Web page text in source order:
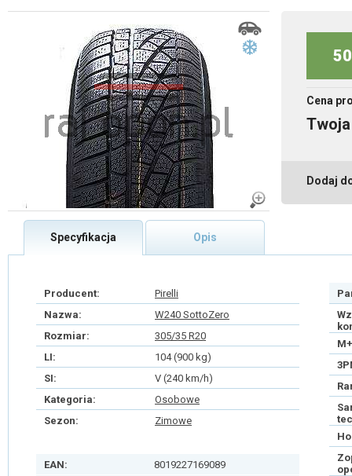
Cena
Dodaj
Specyfikacja Opis
Producent:
Pirelli
Nazwa:
W240 SottoZero
Rozmiar:
305/35 R20
LI:
104 (900 kg)
SI:
V (240 km/h)
Kategoria:
Osobowe
Sezon:
Zimowe
EAN:
8019227169089